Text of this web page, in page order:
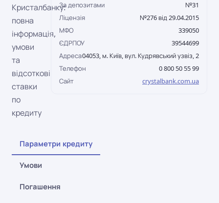
Кристалбанку:
повна
інформація,
умови
та
відсоткові
ставки
по
кредиту
Параметри кредиту
Умови
Погашення
За депозитами
№31
Ліцензія
№276 від 29.04.2015
МФО
339050
ЄДРПОУ
39544699
Адреса04053, м. Київ, вул. Кудрявський узвіз, 2
Телефон
0 800 50 55 99
Сайт
crystalbank.com.ua